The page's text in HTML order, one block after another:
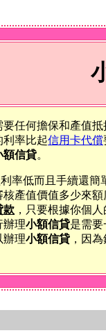
要任何擔保和產值抵
利率比起信用卡代償
額信貸。
率低而且手續還簡
產值價值多少來額
款 ，只要根據你個
辦理小額信貸是需要
辦理小額信貸 ，因